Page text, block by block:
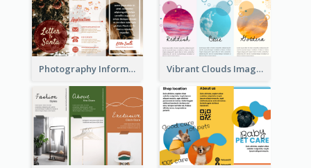
Photography Informative Christmas Event Brochure Vibrant Clouds Imagery Tri Fold Brochure